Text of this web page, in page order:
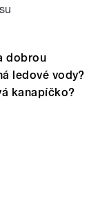
dobrou
ledové vody?
kanapíčko?